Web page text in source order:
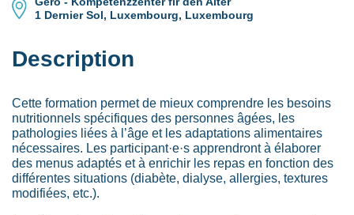
1 Dernier Sol, Luxembourg, Luxembourg
Description
Cette formation permet de mieux comprendre les besoins
nutritionnels spécifiques des personnes âgées, les
pathologies liées à l’âge et les adaptations alimentaires
nécessaires. Les participant·e·s apprendront à élaborer
des menus adaptés et à enrichir les repas en fonction des
différentes situations (diabète, dialyse, allergies, textures
modifiées, etc.).